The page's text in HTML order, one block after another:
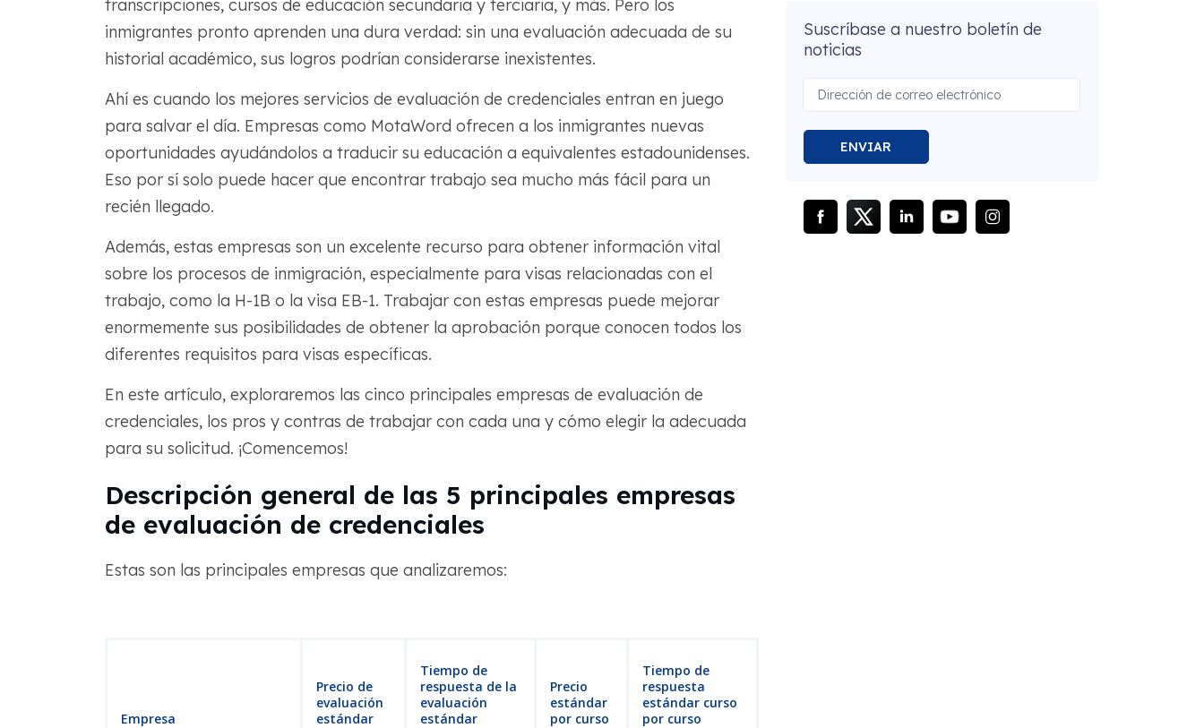
transcripciones, cursos de educación secundaria y terciaria, y más. Pero los
inmigrantes pronto aprenden una dura verdad: sin una evaluación adecuada de su
historial académico, sus logros podrían considerarse inexistentes.
Ahí es cuando los mejores servicios de evaluación de credenciales entran en juego
para salvar el día. Empresas como MotaWord ofrecen a los inmigrantes nuevas
oportunidades ayudándolos a traducir su educación a equivalentes estadounidenses.
Eso por sí solo puede hacer que encontrar trabajo sea mucho más fácil para un
recién llegado.
Además, estas empresas son un excelente recurso para obtener información vital
sobre los procesos de inmigración, especialmente para visas relacionadas con el
trabajo, como la H-1B o la visa EB-1. Trabajar con estas empresas puede mejorar
enormemente sus posibilidades de obtener la aprobación porque conocen todos los
diferentes requisitos para visas específicas.
En este artículo, exploraremos las cinco principales empresas de evaluación de
credenciales, los pros y contras de trabajar con cada una y cómo elegir la adecuada
para su solicitud. ¡Comencemos!
Descripción general de las 5 principales empresas
de evaluación de credenciales
Estas son las principales empresas que analizaremos:
Empresa
Precio de
evaluación
estándar
Tiempo de
respuesta de la
evaluación
estándar
Precio
estándar
por curso
Tiempo de
respuesta
estándar curso
por curso
Suscríbase a nuestro boletín de
noticias
ENVIAR